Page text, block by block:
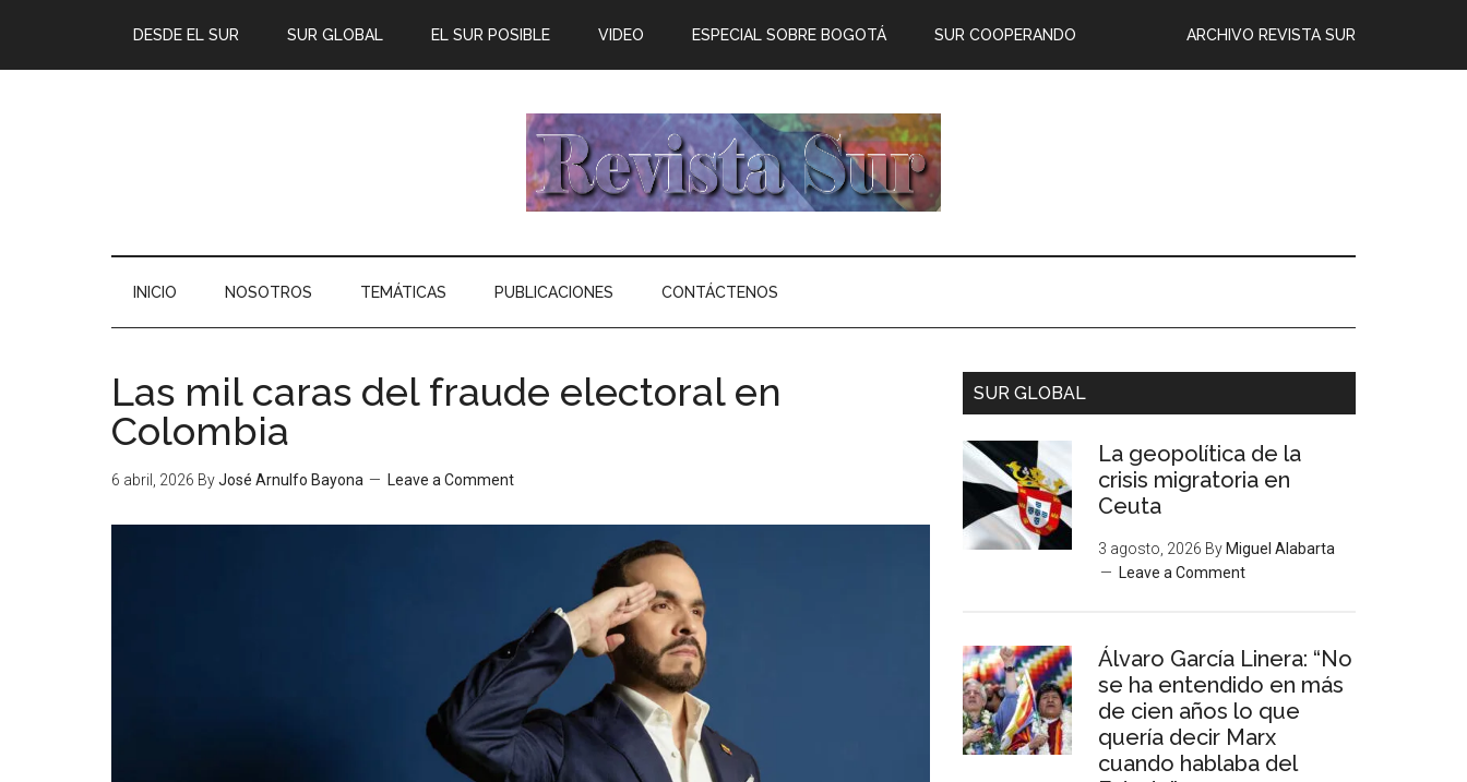
DESDE EL SUR SUR GLOBAL EL SUR POSIBLE ARCHIVO REVISTA SUR
VIDEO ESPECIAL SOBRE BOGOTÁ SUR COOPERANDO
INICIO NOSOTROS TEMÁTICAS PUBLICACIONES CONTÁCTENOS
Las mil caras del fraude electoral en
Colombia
6 abril, 2026 ByJosé Arnulfo Bayona Leave a Comment
SUR GLOBAL
La geopolítica de la
crisis migratoria en
Ceuta
3 agosto, 2026 By Miguel Alabarta
Leave a Comment
Álvaro García Linera: “No
se ha entendido en más
de cien años lo que
quería decir Marx
cuando hablaba del